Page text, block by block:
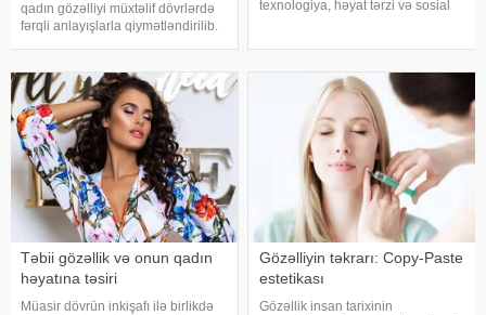
qadın gözəlliyi müxtəlif dövrlərdə
fərqli anlayışlarla qiymətləndirilib.
bədənlərinə, zahiri görünüşlərinə
və şəxsi seçimlərinə münasibətin
texnologiya, həyat tərzi və sosial
müşahidə edilən trendlə
Təbii gözəllik və onun qadın
həyatına təsiri
Müasir dövrün inkişafı ilə birlikdə
Gözəlliyin təkrarı: Copy-Paste
estetikası
Gözəllik insan tarixinin